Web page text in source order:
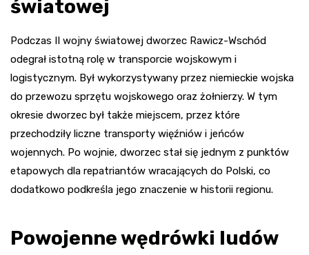
światowej
Podczas II wojny światowej dworzec Rawicz-Wschód
odegrał istotną rolę w transporcie wojskowym i
logistycznym. Był wykorzystywany przez niemieckie wojska
do przewozu sprzętu wojskowego oraz żołnierzy. W tym
okresie dworzec był także miejscem, przez które
przechodziły liczne transporty więźniów i jeńców
wojennych. Po wojnie, dworzec stał się jednym z punktów
etapowych dla repatriantów wracających do Polski, co
dodatkowo podkreśla jego znaczenie w historii regionu.
Powojenne wędrówki ludów